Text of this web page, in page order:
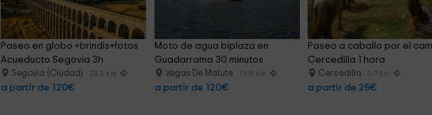
Paseo en globo +brindis+fotos
Acueducto Segovia 3h
Segovia (Ciudad) 23.2 km
a partir de 120€
Moto de agua biplaza en
Guadarrama 30 minutos
Vegas De Matute 19.9 km
a partir de 120€
Paseo a caballo por el
Cercedilla 1 hora
Cercedilla 0.7 km
a partir de 25€